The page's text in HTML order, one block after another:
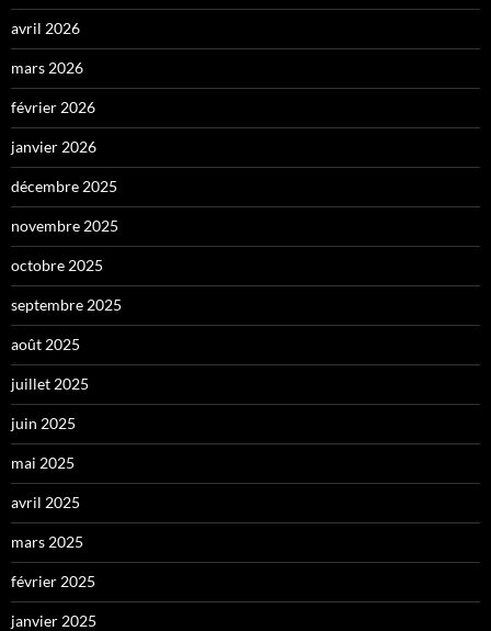
avril 2026
mars 2026
février 2026
janvier 2026
décembre 2025
novembre 2025
octobre 2025
septembre 2025
août 2025
juillet 2025
juin 2025
mai 2025
avril 2025
mars 2025
février 2025
janvier 2025